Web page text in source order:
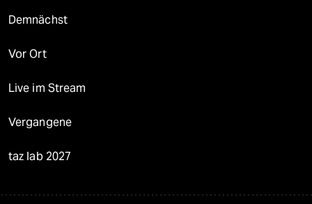
Demnächst
Vor Ort
Live im Stream
Vergangene
taz lab 2027